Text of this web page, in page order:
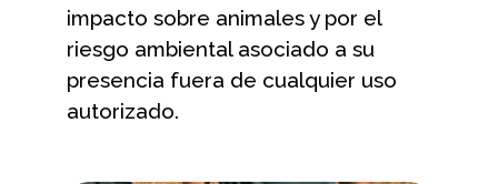
impacto sobre animales y por el
riesgo ambiental asociado a su
presencia fuera de cualquier uso
autorizado.